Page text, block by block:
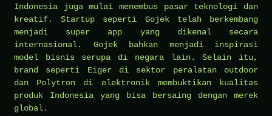
Indonesia juga mulai menembus pasar teknologi dan
kreatif. Startup seperti Gojek telah berkembang
menjadi super app yang dikenal secara
internasional. Gojek bahkan menjadi inspirasi
model bisnis serupa di negara lain. Selain itu,
brand seperti Eiger di sektor peralatan outdoor
dan Polytron di elektronik membuktikan kualitas
produk Indonesia yang bisa bersaing dengan merek
global.